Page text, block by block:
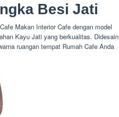
Besi Jati
Makan Interior Cafe dengan model
Kayu Jati yang berkualitas. Didesain
ruangan tempat Rumah Cafe Anda